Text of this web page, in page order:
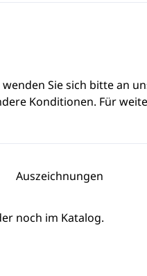
Sie sich bitte an
Konditionen. Für
Auszeichnungen
noch im Katalog.